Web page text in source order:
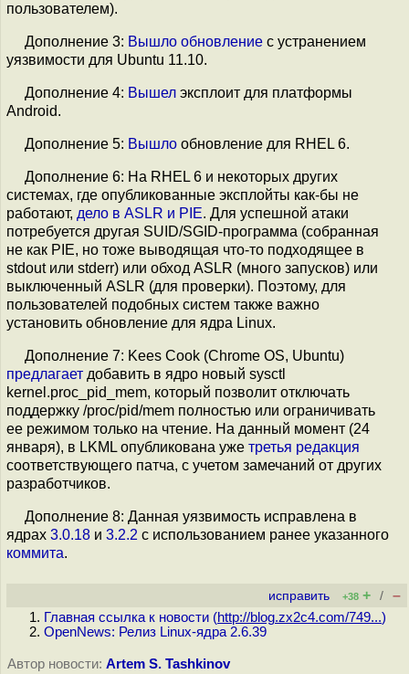
пользователем).
Дополнение 3: Вышло обновление с устранением
уязвимости для Ubuntu 11.10.
Дополнение 4: Вышел эксплоит для платформы
Android.
Дополнение 5: Вышло обновление для RHEL 6.
Дополнение 6: На RHEL 6 и некоторых других
системах, где опубликованные эксплойты как-бы не
работают, дело в ASLR и PIE. Для успешной атаки
потребуется другая SUID/SGID-программа (собранная
не как PIE, но тоже выводящая что-то подходящее в
stdout или stderr) или обход ASLR (много запусков) или
выключенный ASLR (для проверки). Поэтому, для
пользователей подобных систем также важно
установить обновление для ядра Linux.
Дополнение 7: Kees Cook (Chrome OS, Ubuntu)
предлагает добавить в ядро новый sysctl
kernel.proc_pid_mem, который позволит отключать
поддержку /proc/pid/mem полностью или ограничивать
ее режимом только на чтение. На данный момент (24
января), в LKML опубликована уже третья редакция
соответствующего патча, с учетом замечаний от других
разработчиков.
Дополнение 8: Данная уязвимость исправлена в
ядрах 3.0.18 и 3.2.2 c использованием ранее указанного
коммита.
исправить +38 + / –
Главная ссылка к новости (http://blog.zx2c4.com/749...)
OpenNews: Релиз Linux-ядра 2.6.39
Автор новости: Artem S. Tashkinov